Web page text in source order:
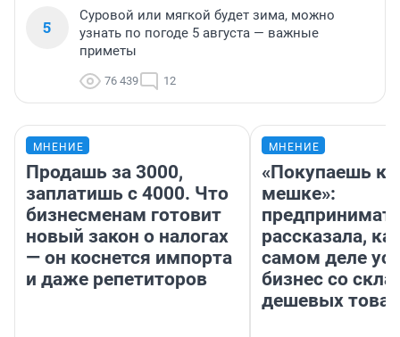
5
Суровой или мягкой будет зима, можно
узнать по погоде 5 августа — важные
приметы
76 439 12
МНЕНИЕ
Продашь за 3000,
заплатишь с 4000. Что
бизнесменам готовит
новый закон о налогах
— он коснется импорта
и даже репетиторов
МНЕНИЕ
«Покупаешь
мешке»:
рассказала,
самом деле
бизнес со
дешевых